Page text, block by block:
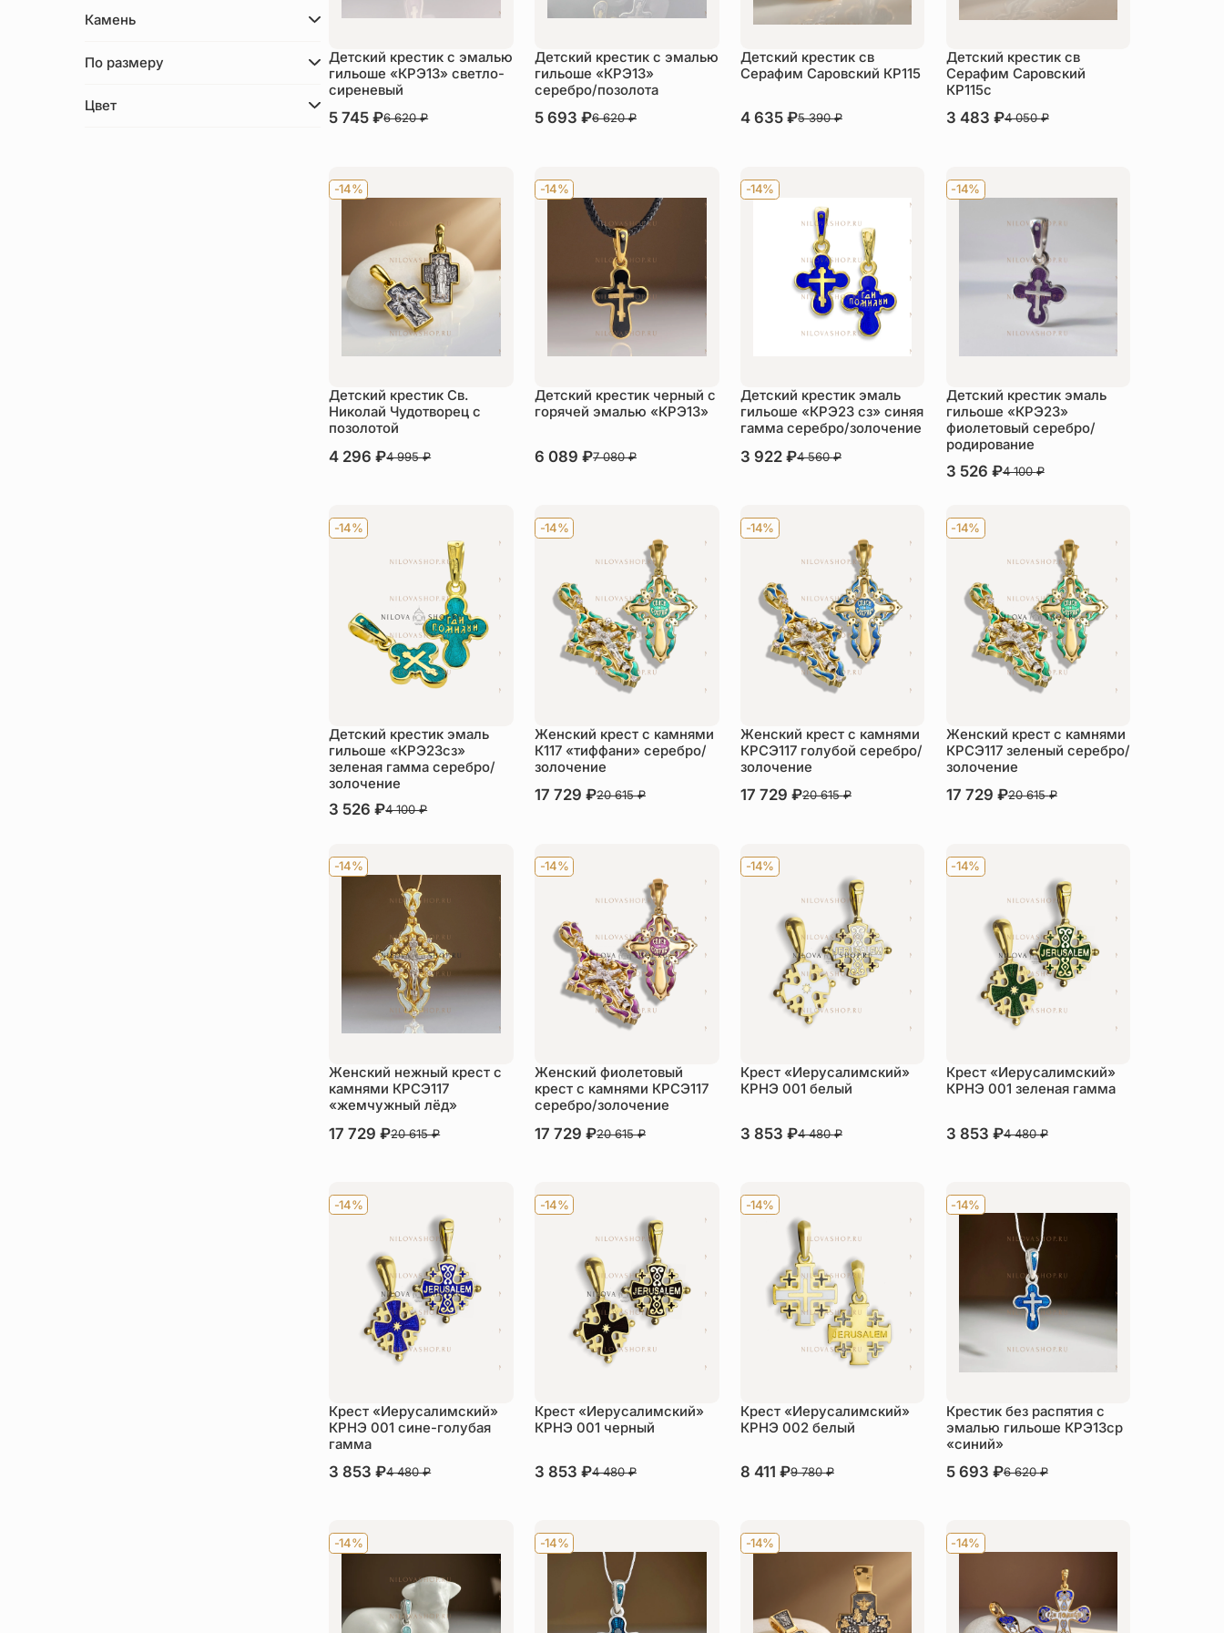
Камень
По размеру
Цвет
Детский крестик с эмалью
гильоше «КРЭ13» светло-
сиреневый
В наличии
5 745₽6 620₽
Детский крестик с эмалью
гильоше «КРЭ13»
серебро/позолота
В наличии
5 693₽6 620₽
Детский крестик св
Серафим Саровский КР115
В наличии
4 635 ₽5 390₽
Детский крестик св
Серафим Саровский
КР115c
В наличии
3 483 ₽4 050₽
-14%
Детский крестик Св.
Николай Чудотворец с
позолотой
В наличии
4 296₽4 995₽
-14%
Детский крестик черный с
горячей эмалью «КРЭ13»
В наличии
6 089₽7 080₽
-14%
Детский крестик эмаль
гильоше «КРЭ23 сз» синяя
гамма серебро/золочение
В наличии
3 922 ₽4 560₽
-14%
Детский крестик эмаль
гильоше «КРЭ23»
фиолетовый серебро/
родирование
В наличии
3 526 ₽4 100₽
-14%
Детский крестик эмаль
гильоше «КРЭ23сз»
зеленая гамма серебро/
золочение
В наличии
3 526₽4 100₽
-14%
Женский крест с камнями
К117 «тиффани» серебро/
золочение
В наличии
17 729₽20 615₽
-14%
Женский крест с камнями
КРСЭ117 голубой серебро/
золочение
В наличии
17 729 ₽20 615₽
-14%
Женский крест с камнями
КРСЭ117 зеленый серебро/
золочение
В наличии
17 729 ₽20 615₽
-14%
Женский нежный крест с
камнями КРСЭ117
«жемчужный лёд»
В наличии
17 729₽20 615₽
-14%
Женский фиолетовый
крест с камнями КРСЭ117
серебро/золочение
В наличии
17 729₽20 615₽
-14%
Крест «Иерусалимский»
КРНЭ 001 белый
В наличии
3 853 ₽4 480₽
-14%
Крест «Иерусалимский»
КРНЭ 001 зеленая гамма
В наличии
3 853 ₽4 480₽
-14%
Крест «Иерусалимский»
КРНЭ 001 сине-голубая
гамма
В наличии
3 853₽4 480₽
-14%
Крест «Иерусалимский»
КРНЭ 001 черный
В наличии
3 853₽4 480₽
-14%
Крест «Иерусалимский»
КРНЭ 002 белый
В наличии
8 411 ₽9 780₽
-14%
Крестик без распятия с
эмалью гильоше КРЭ13ср
«синий»
В наличии
5 693 ₽6 620₽
-14% -14% -14% -14%